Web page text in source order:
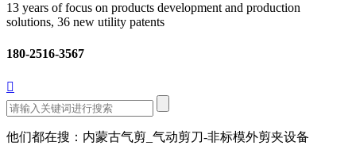
13 years of focus on products development and production
solutions, 36 new utility patents
180-2516-3567

他们都在搜：内蒙古气剪_气动剪刀-非标模外剪夹设备